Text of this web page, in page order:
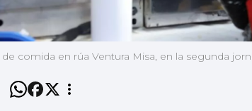
comida en rúa Ventura Misa, en la segunda